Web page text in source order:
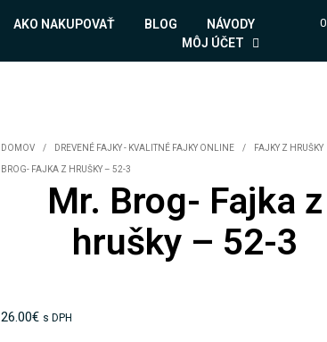
AKO NAKUPOVAŤ BLOG
NÁVODY
MÔJ ÚČET
0
DOMOV / DREVENÉ FAJKY - KVALITNÉ FAJKY ONLINE / FAJKY Z HRUŠKY
BROG- FAJKA Z HRUŠKY – 52-3
Mr. Brog- Fajka z
hrušky – 52-3
26.00€ s DPH